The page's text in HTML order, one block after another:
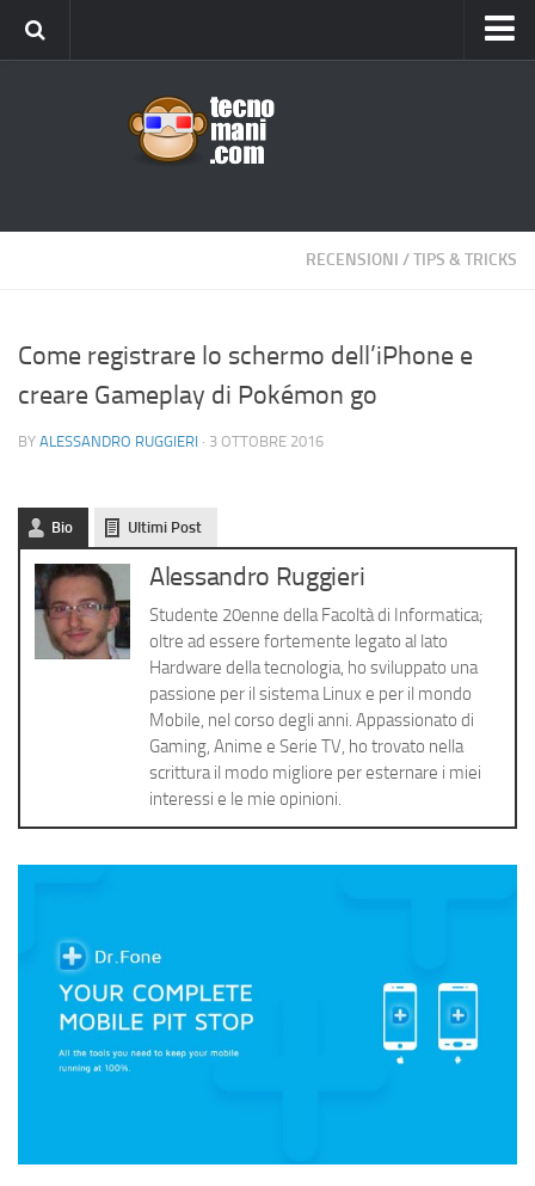
Cellulari
Gadget
Recensioni
Privacy
Cerca
RECENSIONI /TIPS & TRICKS
Come registrare lo schermo dell’iPhone e
creare Gameplay di Pokémon go
BY ALESSANDRO RUGGIERI · 3 OTTOBRE 2016
Bio Ultimi Post
Alessandro Ruggieri
Studente 20enne della Facoltà di Informatica;
oltre ad essere fortemente legato al lato
Hardware della tecnologia, ho sviluppato una
passione per il sistema Linux e per il mondo
Mobile, nel corso degli anni. Appassionato di
Gaming, Anime e Serie TV, ho trovato nella
scrittura il modo migliore per esternare i miei
interessi e le mie opinioni.